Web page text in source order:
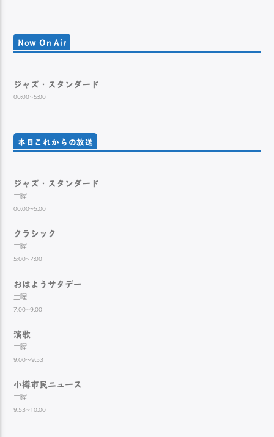
Now On Air
ジャズ・スタンダード
00:00~5:00
本日これからの放送
ジャズ・スタンダード
土曜
00:00~5:00
クラシック
土曜
5:00~7:00
おはようサタデー
土曜
7:00~9:00
演歌
土曜
9:00～9:53
小樽市民ニュース
土曜
9:53~10:00